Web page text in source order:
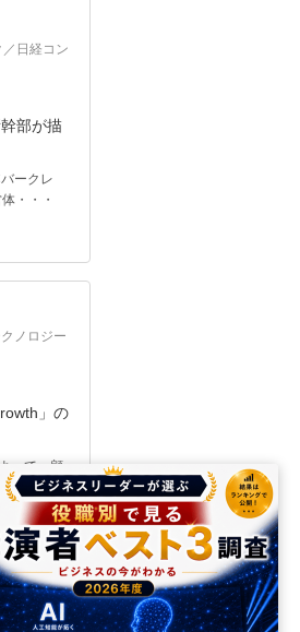
日経コン
部が描
ークレ
・・・
ノロジー
」の
って、顧
・